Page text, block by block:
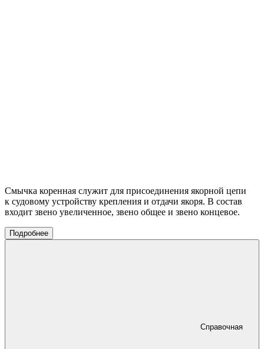
Смычка коренная служит для присоединения якорной цепи
к судовому устройству крепления и отдачи якоря. В состав
входит звено увеличенное, звено общее и звено концевое.
Подробнее
Справочная